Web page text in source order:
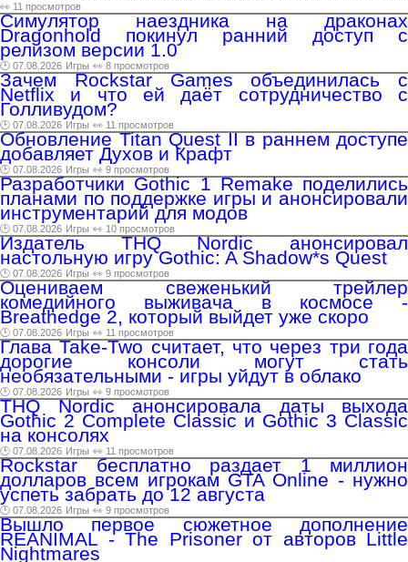
👀 11 просмотров
Симулятор наездника на драконах
Dragonhold покинул ранний доступ с
релизом версии 1.0
🕑 07.08.2026 Игры 👀 8 просмотров
Зачем Rockstar Games объединилась с
Netflix и что ей даёт сотрудничество с
Голливудом?
🕑 07.08.2026 Игры 👀 11 просмотров
Обновление Titan Quest II в раннем доступе
добавляет Духов и Крафт
🕑 07.08.2026 Игры 👀 9 просмотров
Разработчики Gothic 1 Remake поделились
планами по поддержке игры и анонсировали
инструментарий для модов
🕑 07.08.2026 Игры 👀 10 просмотров
Издатель THQ Nordic анонсировал
настольную игру Gothic: A Shadow*s Quest
🕑 07.08.2026 Игры 👀 9 просмотров
Оцениваем свеженький трейлер
комедийного выживача в космосе -
Breathedge 2, который выйдет уже скоро
🕑 07.08.2026 Игры 👀 11 просмотров
Глава Take-Two считает, что через три года
дорогие консоли могут стать
необязательными - игры уйдут в облако
🕑 07.08.2026 Игры 👀 9 просмотров
THQ Nordic анонсировала даты выхода
Gothic 2 Complete Classic и Gothic 3 Classic
на консолях
🕑 07.08.2026 Игры 👀 11 просмотров
Rockstar бесплатно раздает 1 миллион
долларов всем игрокам GTA Online - нужно
успеть забрать до 12 августа
🕑 07.08.2026 Игры 👀 9 просмотров
Вышло первое сюжетное дополнение
REANIMAL - The Prisoner от авторов Little
Nightmares